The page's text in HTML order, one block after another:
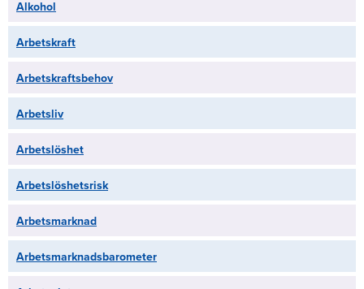
Alkohol
Arbetskraft
Arbetskraftsbehov
Arbetsliv
Arbetslöshet
Arbetslöshetsrisk
Arbetsmarknad
Arbetsmarknadsbarometer